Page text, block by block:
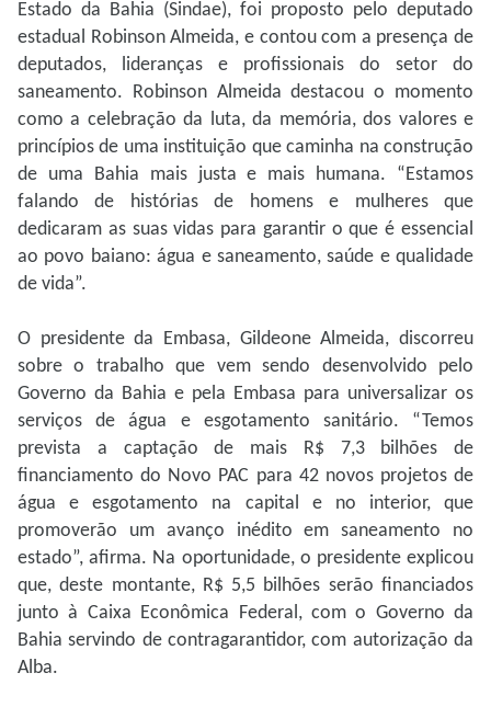
Estado da Bahia (Sindae), foi proposto pelo deputado
estadual Robinson Almeida, e contou com a presença de
deputados, lideranças e profissionais do setor do
saneamento. Robinson Almeida destacou o momento
como a celebração da luta, da memória, dos valores e
princípios de uma instituição que caminha na construção
de uma Bahia mais justa e mais humana. “Estamos
falando de histórias de homens e mulheres que
dedicaram as suas vidas para garantir o que é essencial
ao povo baiano: água e saneamento, saúde e qualidade
de vida”.
O presidente da Embasa, Gildeone Almeida, discorreu
sobre o trabalho que vem sendo desenvolvido pelo
Governo da Bahia e pela Embasa para universalizar os
serviços de água e esgotamento sanitário. “Temos
prevista a captação de mais R$ 7,3 bilhões de
financiamento do Novo PAC para 42 novos projetos de
água e esgotamento na capital e no interior, que
promoverão um avanço inédito em saneamento no
estado”, afirma. Na oportunidade, o presidente explicou
que, deste montante, R$ 5,5 bilhões serão financiados
junto à Caixa Econômica Federal, com o Governo da
Bahia servindo de contragarantidor, com autorização da
Alba.